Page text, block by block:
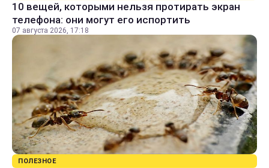
10 вещей, которыми нельзя протирать экран
телефона: они могут его испортить
07 августа 2026, 17:18
ПОЛЕЗНОЕ